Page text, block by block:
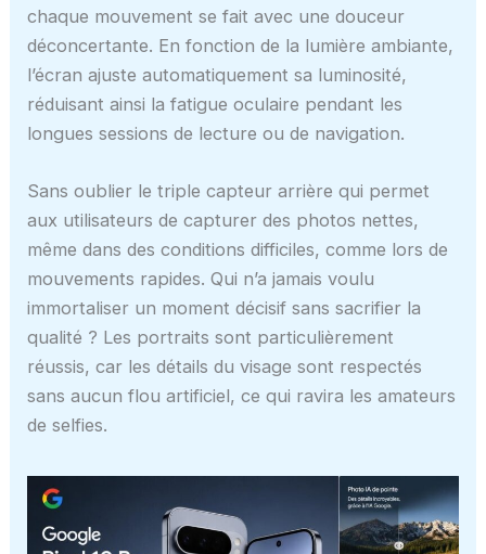
chaque mouvement se fait avec une douceur
déconcertante. En fonction de la lumière ambiante,
l’écran ajuste automatiquement sa luminosité,
réduisant ainsi la fatigue oculaire pendant les
longues sessions de lecture ou de navigation.
Sans oublier le triple capteur arrière qui permet
aux utilisateurs de capturer des photos nettes,
même dans des conditions difficiles, comme lors de
mouvements rapides. Qui n’a jamais voulu
immortaliser un moment décisif sans sacrifier la
qualité ? Les portraits sont particulièrement
réussis, car les détails du visage sont respectés
sans aucun flou artificiel, ce qui ravira les amateurs
de selfies.